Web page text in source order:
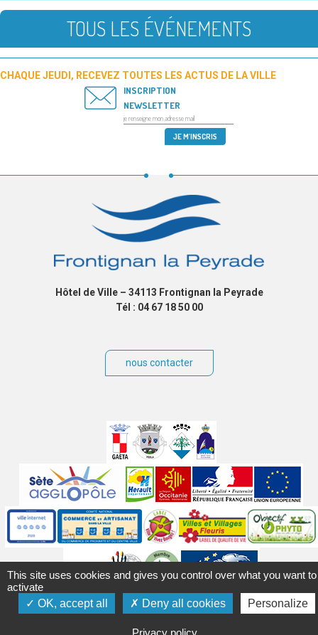
TOUS LES ÉVÉNEMENTS
CHAQUE JEUDI, RECEVEZ TOUTES LES ACTUS DE LA VILLE
INSCRIPTION
NEWSLETTER
Hôtel de Ville – 34113 Frontignan la Peyrade
Tél : 04 67 18 50 00
nous contacter
partenaires
Labels
Mentions légales Accessibilité Plan du site
Contact
This site uses cookies and gives you control over what you want to
activate
OK, accept all
Deny all cookies Personalize
Privacy policy